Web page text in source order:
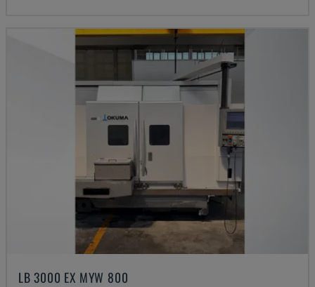
LB 3000 EX MYW 800